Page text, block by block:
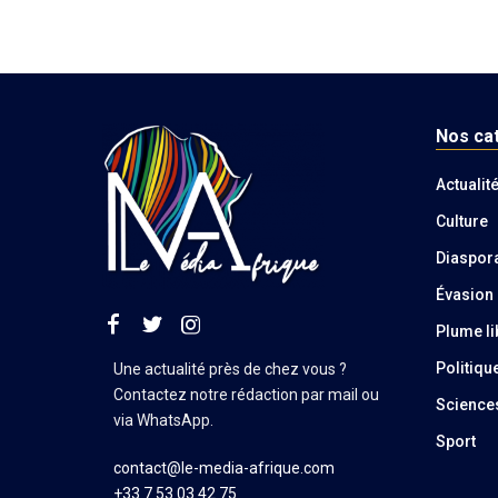
Une actualité près de chez vous ?
Contactez notre rédaction par mail ou
via WhatsApp.
contact@le-media-afrique.com
+33 7 53 03 42 75
Nos
Actualité
Culture
Évasion
Plume
Sport